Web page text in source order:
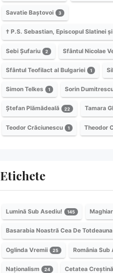
Savatie Baștovoi 3
† P.S. Sebastian, Episcopul Slatinei
Sebi Șufariu 2 Sfântul Nicolae
Sfântul Teofilact al Bulgariei 1
Simon Telkes 1 Sorin
Ștefan Plămădeală 22 Tamara
Teodor Crăciunescu 1 Theodor
Etichete
Lumină Sub Asediu! 145
Basarabia Noastră Cea De Totdeauna
Oglinda Vremii 25 România Sub
Naționalism 24 Cetatea Creștină